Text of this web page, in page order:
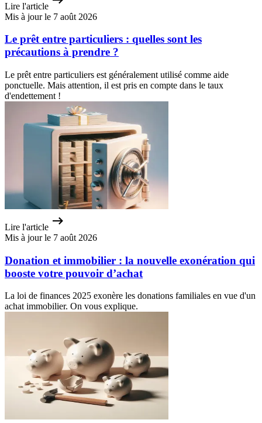
Lire l'article
Mis à jour le 7 août 2026
Le prêt entre particuliers : quelles sont les
précautions à prendre ?
Le prêt entre particuliers est généralement utilisé comme aide
ponctuelle. Mais attention, il est pris en compte dans le taux
d'endettement !
Lire l'article
Mis à jour le 7 août 2026
Donation et immobilier : la nouvelle exonération qui
booste votre pouvoir d’achat
La loi de finances 2025 exonère les donations familiales en vue d'un
achat immobilier. On vous explique.